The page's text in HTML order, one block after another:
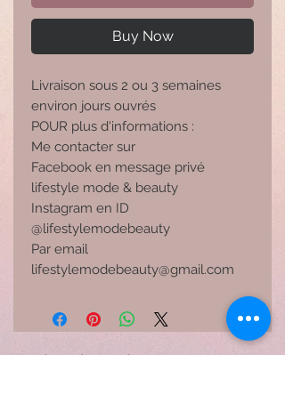
Buy Now
Livraison sous 2 ou 3 semaines
environ jours ouvrés
POUR plus d'informations :
Me contacter sur
Facebook en message privé
lifestyle mode & beauty
Instagram en ID
@lifestylemodebeauty
Par email
lifestylemodebeauty@gmail.com
Related Products